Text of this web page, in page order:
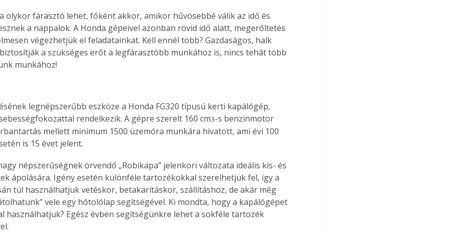
olykor fárasztó lehet, főként akkor, amikor hűvösebbé válik az idő és
a nappalok. A Honda gépeivel azonban rövid idő alatt, megerőltetés
végezhetjük el feladatainkat. Kell ennél több? Gazdaságos, halk
a szükséges erőt a legfárasztóbb munkához is, nincs tehát több
munkához!
legnépszerűbb eszköze a Honda FG320 típusú kerti kapálógép,
rendelkezik. A gépre szerelt 160 cm3-s benzinmotor
mellett minimum 1500 üzemóra munkára hivatott, ami évi 100
is 15 évet jelent.
népszerűségnek örvendő „Robikapa” jelenkori változata ideális kis- és
ápolására. Igény esetén különféle tartozékokkal szerelhetjük fel, így a
túl használhatjuk vetéskor, betakarításkor, szállításhoz, de akár még
vele egy hótolólap segítségével. Ki mondta, hogy a kapálógépet
használhatjuk? Egész évben segítségünkre lehet a sokféle tartozék